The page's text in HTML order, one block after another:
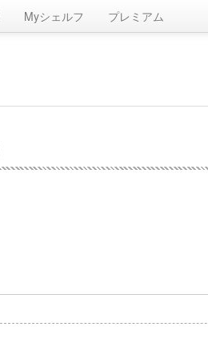
Myシェルフ プレミアム